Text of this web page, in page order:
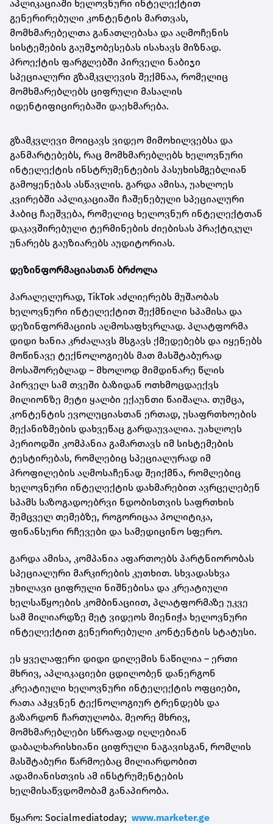
აპლიკაციაში ხელოვნური ინტელექტით
გენერირებული კონტენტის მართვას,
მომხმარებელთა განათლებასა და აღმოჩენის
სისტემების გაუმჯობესებას ისახავს მიზნად.
პროექტის ფარგლებში პირველი ნაბიჯი
სპეციალური გზამკვლევის შექმნაა, რომელიც
მომხმარებლებს ციფრული მასალის
იდენტიფიცირებაში დაეხმარება.
გზამკვლევი მოიცავს ვიდეო მიმოხილვებსა და
განმარტებებს, რაც მომხმარებლებს ხელოვნური
ინტელექტის ინსტრუმენტების პასუხისმგებლიან
გამოყენებას ასწავლის. გარდა ამისა, უახლოეს
კვირებში აპლიკაციაში ჩაშენებული სპეციალური
ჰაბიც ჩაეშვება, რომელიც ხელოვნურ ინტელექტთან
დაკავშირებული ტერმინების ძიებისას პრაქტიკულ
უნარებს გაუზიარებს აუდიტორიას.
დეზინფორმაციასთან ბრძოლა
პარალელურად, TikTok აძლიერებს მუშაობას
ხელოვნური ინტელექტით შექმნილი სპამისა და
დეზინფორმაციის აღმოსაფხვრლად. პლატფორმა
დიდი ხანია კრძალავს მსგავს ქმედებებს და იყენებს
მოწინავე ტექნოლოგიებს მათ მასშტაბურად
მოსაშორებლად – მხოლოდ მიმდინარე წლის
პირველ სამ თვეში ბაზიდან ოთხმოცდაექვს
მილიონზე მეტი ყალბი ექაუნთი წაიშალა. თუმცა,
კონტენტის ევოლუციასთან ერთად, უსაფრთხოების
მექანიზმების დახვეწაც გარდაუვალია. უახლოეს
პერიოდში კომპანია გამართავს იმ სისტემების
ტესტირებას, რომლებიც სპეციალურად იმ
პროფილების აღმოსაჩენად შეიქმნა, რომლებიც
ხელოვნური ინტელექტის დახმარებით ავრცელებენ
სპამს საზოგადოებრვი ნდობისთვის საფრთხის
შემცველ თემებზე, როგორიცაა პოლიტიკა,
ფინანსური რჩევები და სამედიცინო სფერო.
გარდა ამისა, კომპანია აფართოებს პარტნიორობას
სპეციალური მარკირების კუთხით. სხვადასხვა
უხილავი ციფრული ნიშნებისა და კრეატიული
ხელსაწყოების კომბინაციით, პლატფორმაზე უკვე
სამ მილიარდზე მეტ ვიდეოს მიენიჭა ხელოვნური
ინტელექტით გენერირებული კონტენტის სტატუსი.
ეს ყველაფერი დიდი დილემის ნაწილია – ერთი
მხრივ, აპლიკაციები ცდილობენ დანერგონ
კრეატიული ხელოვნური ინტელექტის ოფციები,
რათა აჰყვნენ ტექნოლოგიურ ტრენდებს და
გაზარდონ ჩართულობა. მეორე მხრივ,
მომხმარებლები სწრაფად იღლებიან
დაბალხარისხიანი ციფრული ნაგავისგან, რომლის
მასშტაბური წარმოებაც მილიარდობით
ადამიანისთვის ამ ინსტრუმენტების
ხელმისაწვდომობამ განაპირობა.
წყარო: Socialmediatoday; www.marketer.ge